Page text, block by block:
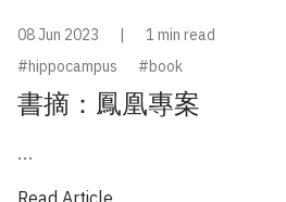
08 Jun 2023 |
1 min read
#hippocampus
#book
書摘：鳳凰專案
...
Read Article